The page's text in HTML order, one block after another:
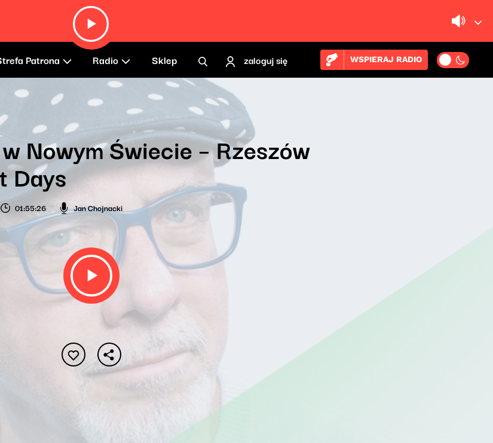
Patrona Radio Sklep zaloguj się WSPIERAJ RADIO
Nowym Świecie – Rzeszów
Days
01:55:26 Jan Chojnacki